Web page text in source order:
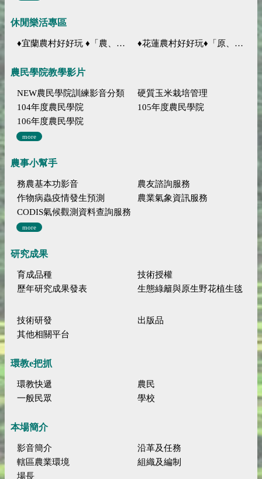
休閒樂活專區
♦宜蘭農村好好玩 ♦「農、藝、山、水」四條遊程推薦 ♦花蓮農村好好玩♦「原、生、慢、活」四條遊程推薦
農民學院教學影片
NEW農民學院訓練影音分類
硬質玉米栽培管理
104年度農民學院
105年度農民學院
106年度農民學院
more
農事小幫手
務農基本功影音
農友諮詢服務
作物病蟲疫情發生預測
農業氣象資訊服務
CODIS氣候觀測資料查詢服務
more
研究成果
育成品種
技術授權
歷年研究成果發表
生態綠籬與原生野花植生毯
技術研發
出版品
其他相關平台
環教e把抓
環教快遞
農民
一般民眾
學校
本場簡介
影音簡介
沿革及任務
轄區農業環境
組織及編制
場長